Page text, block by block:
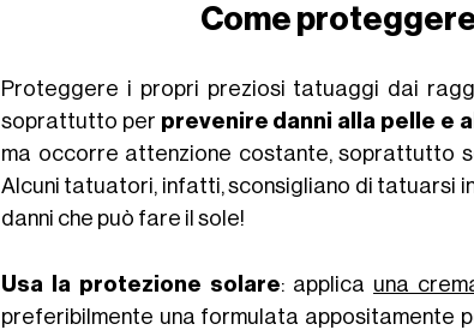
Come
Proteggere i propri preziosi tatuaggi dai
soprattutto per prevenire danni alla pelle e
ma occorre attenzione costante, soprattutto
Alcuni tatuatori, infatti, sconsigliano di tatuarsi
danni che può fare il sole!
Usa la protezione solare: applica una
preferibilmente una formulata appositamente